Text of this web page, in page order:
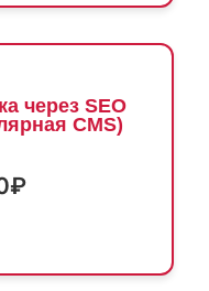
через SEO
CMS)